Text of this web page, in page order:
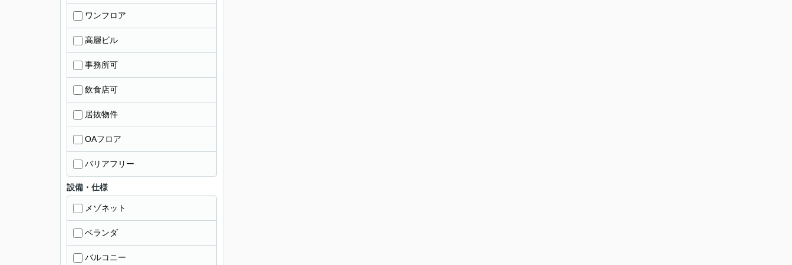
ワンフロア
高層ビル
事務所可
飲食店可
居抜物件
OAフロア
バリアフリー
設備・仕様
メゾネット
ベランダ
バルコニー